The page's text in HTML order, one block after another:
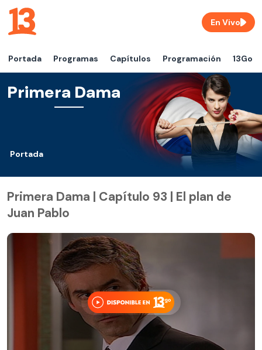
Portada Programas Capítulos Programación 13Go
En Vivo
Primera Dama
Portada
Primera Dama | Capítulo 93 | El plan de
Juan Pablo